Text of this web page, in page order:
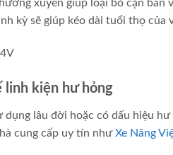
xuyên giúp loại bỏ cặn bẩn
kỳ sẽ giúp kéo dài tuổi thọ của
linh kiện hư hỏng
dụng lâu đời hoặc có dấu hiệu
cung cấp uy tín nhưXe Nâng